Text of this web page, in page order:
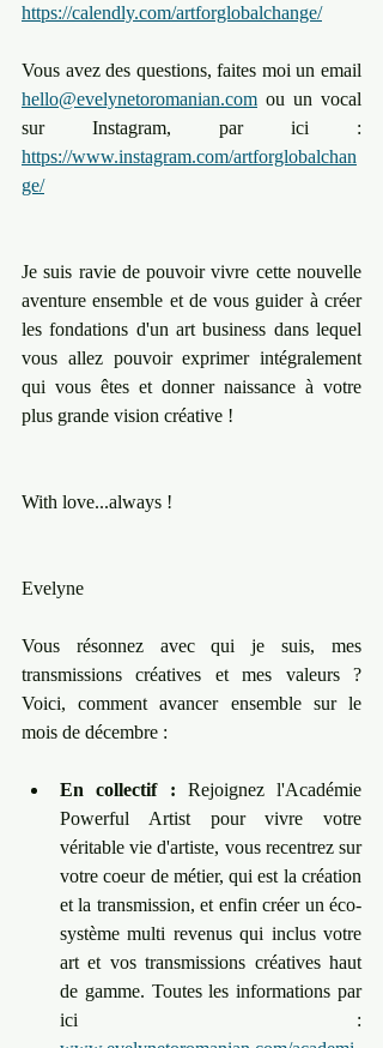
https://calendly.com/artforglobalchange/
hello@evelynetoromanian.com ou un vocal
https://www.instagram.com/artforglobalchan
ge/
Je suis ravie de pouvoir vivre cette nouvelle
aventure ensemble et de vous guider à créer
les fondations d'un art business dans lequel
vous allez pouvoir exprimer intégralement
qui vous êtes et donner naissance à votre
plus grande vision créative !
With love...always !
Evelyne
Vous résonnez avec qui je suis, mes
transmissions créatives et mes valeurs ?
Voici, comment avancer ensemble sur le
mois de décembre :
En collectif : Rejoignez l'Académie
Powerful Artist pour vivre votre
véritable vie d'artiste, vous recentrez sur
votre coeur de métier, qui est la création
et la transmission, et enfin créer un éco-
système multi revenus qui inclus votre
art et vos transmissions créatives haut
de gamme. Toutes les informations par